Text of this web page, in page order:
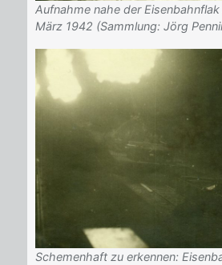
Aufnahme nahe der Eisenbahnflak
März 1942 (Sammlung: Jörg
Schemenhaft zu erkennen: